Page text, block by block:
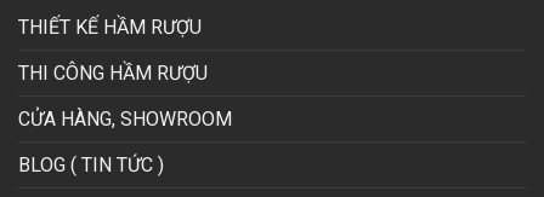
THIẾT KẾ HẦM RƯỢU
THI CÔNG HẦM RƯỢU
CỬA HÀNG, SHOWROOM
BLOG ( TIN TỨC )